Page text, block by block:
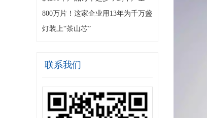
800万片！这家企业用13年为千万盏
灯装上“茶山芯”
联系我们